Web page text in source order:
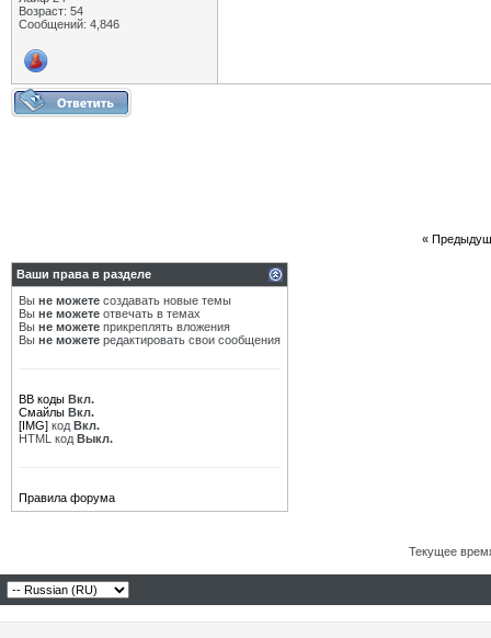
Возраст: 54
Сообщений: 4,846
«
Ваши права в разделе
Вы не можете создавать новые темы
Вы не можете отвечать в темах
Вы не можете прикреплять вложения
Вы не можете редактировать свои сообщения
BB коды Вкл.
Смайлы Вкл.
[IMG] код Вкл.
HTML код Выкл.
Правила форума
Текущее